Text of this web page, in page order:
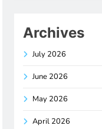
Archives
July 2026
June 2026
May 2026
April 2026